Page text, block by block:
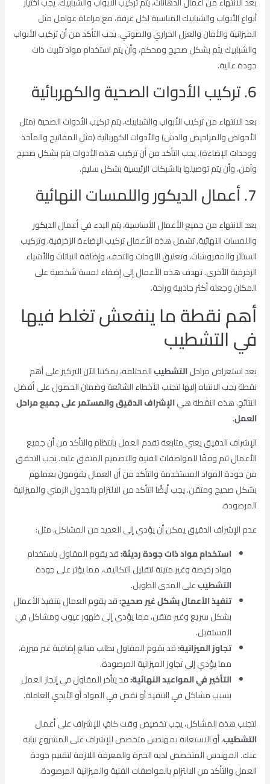
أنواع الأبواب والشبابيك المناسبة لكل غرفة، مع مراعاة عوامل مثل
الميزانية والأمان والعزل الحراري والصوتي. يجب التأكد من أن تركيب الأبواب
والشبابيك يتم بشكل صحيح ومحكم، وأن يتم استخدام مواد تثبيت ذات
جودة عالية.
6. تركيب الأدوات الصحية والكهربائية
بعد الانتهاء من تركيب الأبواب والشبابيك، يتم تركيب الأدوات الصحية (مثل
الأحواض والمراحيض والدش) والأدوات الكهربائية (مثل المفاتيح والمآخذ
ووحدات الإضاءة). يجب التأكد من أن تركيب هذه الأدوات يتم بشكل صحيح
وآمن، وأن يتم توصيلها بالشبكات الرئيسية بشكل سليم.
7. أعمال الديكور واللمسات النهائية
بعد الانتهاء من جميع الأعمال الأساسية، يتم البدء في أعمالالديكور
واللمسات النهائية. تشمل هذه الأعمال تركيب الإضاءة الزخرفية، وتركيب
الستائر والمفروشات، وتعليق اللوحات والتحف، وإضافة النباتات والأشياء
الزخرفية الأخرى. تهدف هذه الأعمال إلى إضفاء لمسة شخصية على
المكان وجعله أكثر جاذبية وراحة.
أهم نقطة ما ينفعش تغلط فيها
في التشطيب
بعد استعراض مراحلالتشطيبالمختلفة، يمكننا الآن التركيز على أهم
نقطة يجب الانتباه إليها لتجنب الأخطاء الشائعة وضمان الحصول على أفضل
النتائج. هذه النقطة هيالإشراف الدقيق والمستمر على جميع مراحل
العمل.
الإشراف الدقيق يعني متابعة تقدم العمل بانتظام والتأكد من أن جميع
الأعمال تتم وفقًا للمواصفات الفنية والتصميم المتفق عليه. يجب التحقق
من جودة المواد المستخدمة والتأكد من أن العمال يقومون بعملهم
بشكل صحيح ومتقن. يجب أيضًا التأكد من الالتزام بالجدول الزمني والميزانية
المرصودة.
عدم الإشراف الدقيق يمكن أن يؤدي إلى العديد من المشاكل، مثل:
استخدام مواد ذات جودة رديئة:قد يقوم المقاول باستخدام
مواد رخيصة وغير متينة لتقليل التكاليف، مما يؤثر على جودة
التشطيبعلى المدى الطويل.
تنفيذ الأعمال بشكل غير صحيح:قد يقوم العمال بتنفيذ الأعمال
بشكل سريع وغير متقن، مما يؤدي إلى ظهور عيوب ومشاكل في
المستقبل.
تجاوز الميزانية:قد يقوم المقاول بطلب مبالغ إضافية غير مبررة،
مما يؤدي إلى تجاوز الميزانية المرصودة.
التأخير في المواعيد النهائية:قد يتأخر المقاول في إنجاز العمل
بسبب مشاكل في التنفيذ أو نقص في المواد أو الأيدي العاملة.
لتجنب هذه المشاكل، يجب تخصيص وقت كافٍ للإشراف على أعمال
التشطيب، أو الاستعانة بمهندس متخصص للإشراف على المشروع نيابة
عنك. المهندس المتخصص لديه الخبرة والمعرفة اللازمة لتقييم جودة
العمل والتأكد من الالتزام بالمواصفات الفنية والميزانية المرصودة.